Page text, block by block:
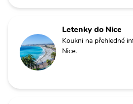
Letenky do Nice
Koukni na přehledné
Nice.